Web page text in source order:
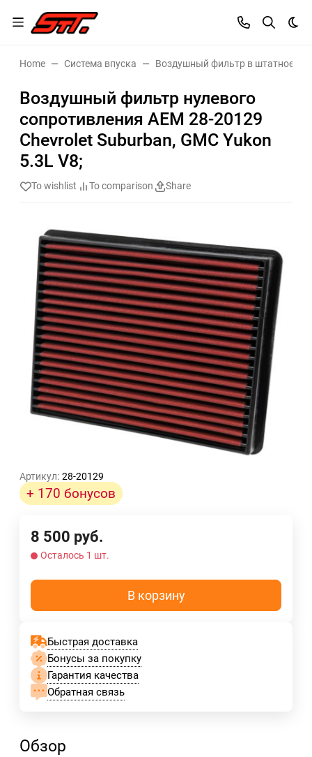
Home Система впуска Воздушный фильтр в штатное
Воздушный фильтр нулевого
сопротивления AEM 28-20129
Chevrolet Suburban, GMC Yukon
5.3L V8;
To wishlist To comparison Share
Артикул: 28-20129
+ 170 бонусов
8 500 руб.
Осталось 1 шт.
В корзину
Быстрая доставка
Бонусы за покупку
Гарантия качества
Обратная связь
Обзор